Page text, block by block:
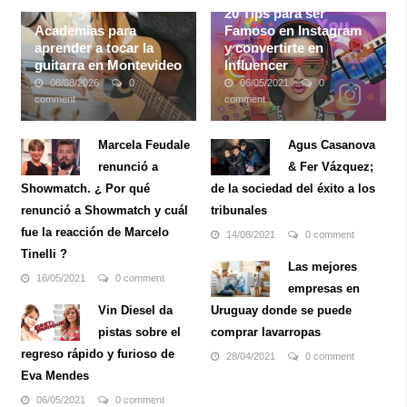
Academias para
aprender a tocar la
guitarra en Montevideo
08/08/2026
0
comment
Si estás interesado en
hijo a tocar un instrumento
musical, la guitarra es una
excelente opción. Además
ofrece variedad en cuanto a
estilos de ...
Marcela Feudale
renunció a
Showmatch. ¿ Por qué
renunció a Showmatch y cuál
fue la reacción de Marcelo
Tinelli ?
16/05/2021 0 comment
Vin Diesel da
pistas sobre el
regreso rápido y furioso de
Eva Mendes
06/05/2021 0 comment
20 Tips para ser
Famoso en Instagram
y convertirte en
Influencer
06/05/2021
0
comment
Instagram es una red social
sus usuarios tener la
posibilidad de tener una
gran cantidad de público a
puedas llegar ellos. Esta
aplicación ...
Agus Casanova
& Fer Vázquez;
de la sociedad del éxito a los
tribunales
14/08/2021 0 comment
Las mejores
empresas en
Uruguay donde se puede
comprar lavarropas
28/04/2021 0 comment